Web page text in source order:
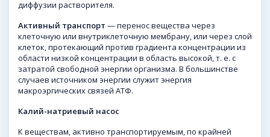
диффузии растворителя.
Активный транспорт — перенос вещества через
клеточную или внутриклеточную мембрану, или через слой
клеток, протекающий против градиента концентрации из
области низкой концентрации в область высокой, т. е. с
затратой свободной энергии организма. В большинстве
случаев источником энергии служит энергия
макроэргических связей АТФ.
Калий-натриевый насос
К веществам, активно транспортируемым, по крайней